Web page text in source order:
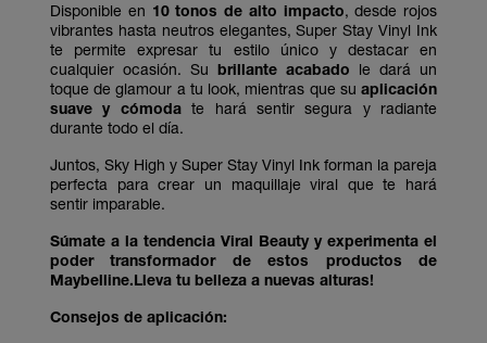
Disponible en 10 tonos de alto impacto, desde rojos
vibrantes hasta neutros elegantes, Super Stay Vinyl Ink
te permite expresar tu estilo único y destacar en
cualquier ocasión. Su brillante acabado le dará un
toque de glamour a tu look, mientras que su aplicación
suave y cómodate hará sentir segura y radiante
durante todo el día.
Juntos, Sky High y Super Stay Vinyl Ink forman la pareja
perfecta para crear un maquillaje viral que te hará
sentir imparable.
Súmate a la tendencia Viral Beauty y experimenta el
poder transformador de estos productos de
Maybelline.Lleva tu belleza a nuevas alturas!
Consejos de aplicación: